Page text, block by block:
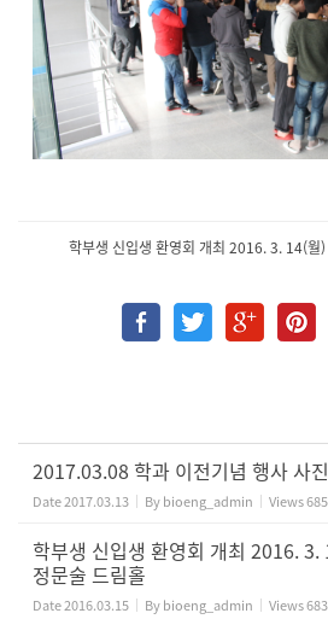
학부생 신입생 환영회 개최 2016. 3. 14(월
2017.03.08 학과 이전기념 행사 사진
Date2017.03.13 Bybioeng_admin Views
학부생 신입생 환영회 개최 2016.
정문술 드림홀
Date2016.03.15 Bybioeng_admin Views